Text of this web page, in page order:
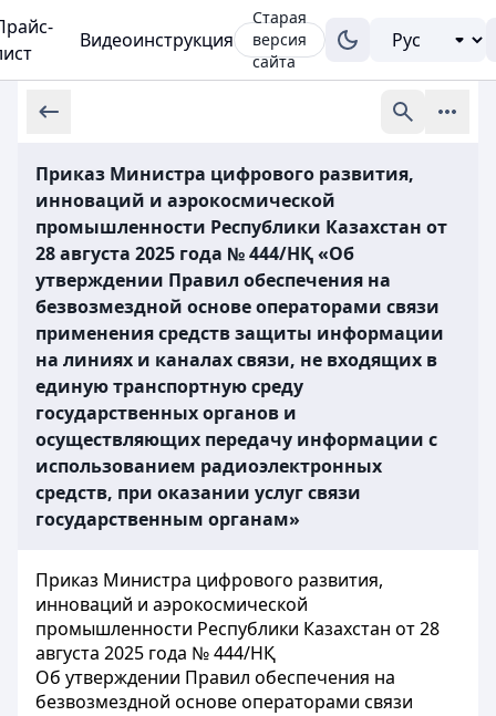
Видеоинструкция
Старая
версия
сайта
Приказ Министра цифрового развития,
инноваций и аэрокосмической
промышленности Республики Казахстан от
28 августа 2025 года № 444/НҚ «Об
утверждении Правил обеспечения на
безвозмездной основе операторами связи
применения средств защиты информации
на линиях и каналах связи, не входящих в
единую транспортную среду
государственных органов и
осуществляющих передачу информации с
использованием радиоэлектронных
средств, при оказании услуг связи
государственным органам»
Приказ Министра цифрового развития,
инноваций и аэрокосмической
промышленности Республики Казахстан от 28
августа 2025 года № 444/НҚ
Об утверждении Правил обеспечения на
безвозмездной основе операторами связи